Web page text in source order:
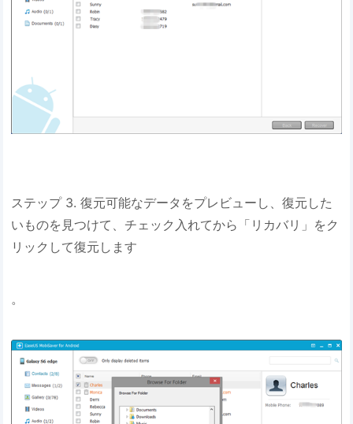
ステップ 3. 復元可能なデータをプレビューし、復元した
いものを見つけて、チェック入れてから「リカバリ」をク
リックして復元します
。